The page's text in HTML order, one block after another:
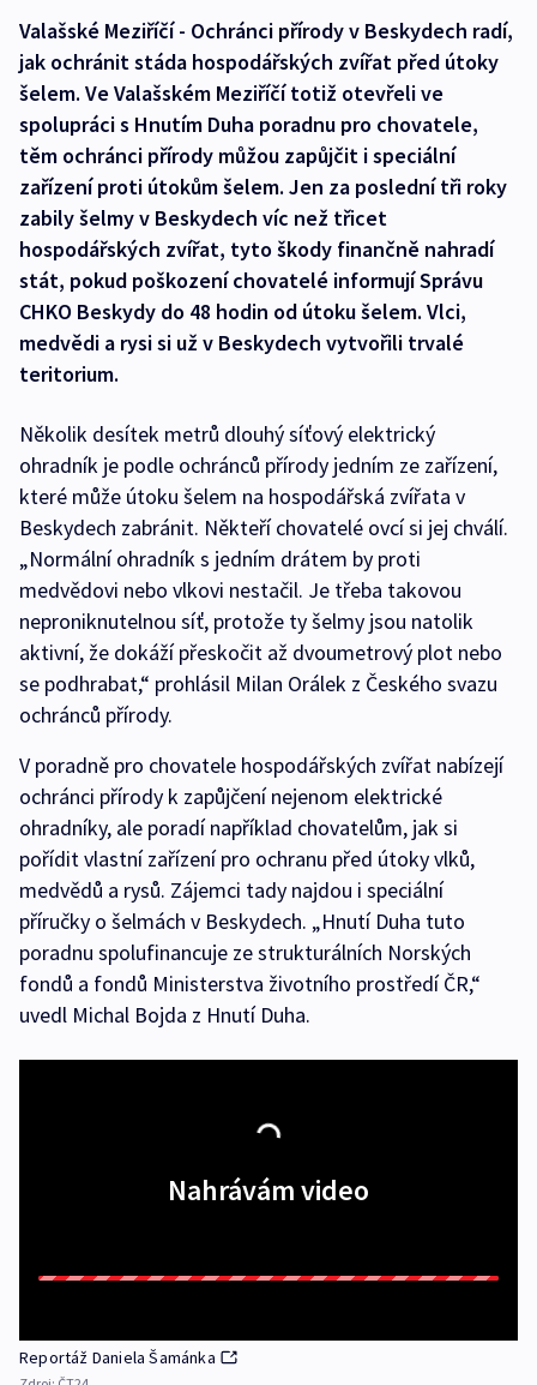
Valašské Meziříčí - Ochránci přírody v Beskydech radí,
jak ochránit stáda hospodářských zvířat před útoky
šelem. Ve Valašském Meziříčí totiž otevřeli ve
spolupráci s Hnutím Duha poradnu pro chovatele,
těm ochránci přírody můžou zapůjčit i speciální
zařízení proti útokům šelem. Jen za poslední tři roky
zabily šelmy v Beskydech víc než třicet
hospodářských zvířat, tyto škody finančně nahradí
stát, pokud poškození chovatelé informují Správu
CHKO Beskydy do 48 hodin od útoku šelem. Vlci,
medvědi a rysi si už v Beskydech vytvořili trvalé
teritorium.
Několik desítek metrů dlouhý síťový elektrický
ohradník je podle ochránců přírody jedním ze zařízení,
které může útoku šelem na hospodářská zvířata v
Beskydech zabránit. Někteří chovatelé ovcí si jej chválí.
„Normální ohradník s jedním drátem by proti
medvědovi nebo vlkovi nestačil. Je třeba takovou
neproniknutelnou síť, protože ty šelmy jsou natolik
aktivní, že dokáží přeskočit až dvoumetrový plot nebo
se podhrabat,“ prohlásil Milan Orálek z Českého svazu
ochránců přírody.
V poradně pro chovatele hospodářských zvířat nabízejí
ochránci přírody k zapůjčení nejenom elektrické
ohradníky, ale poradí například chovatelům, jak si
pořídit vlastní zařízení pro ochranu před útoky vlků,
medvědů a rysů. Zájemci tady najdou i speciální
příručky o šelmách v Beskydech. „Hnutí Duha tuto
poradnu spolufinancuje ze strukturálních Norských
fondů a fondů Ministerstva životního prostředí ČR,“
uvedl Michal Bojda z Hnutí Duha.
Nahrávám video
Reportáž Daniela Šamánka